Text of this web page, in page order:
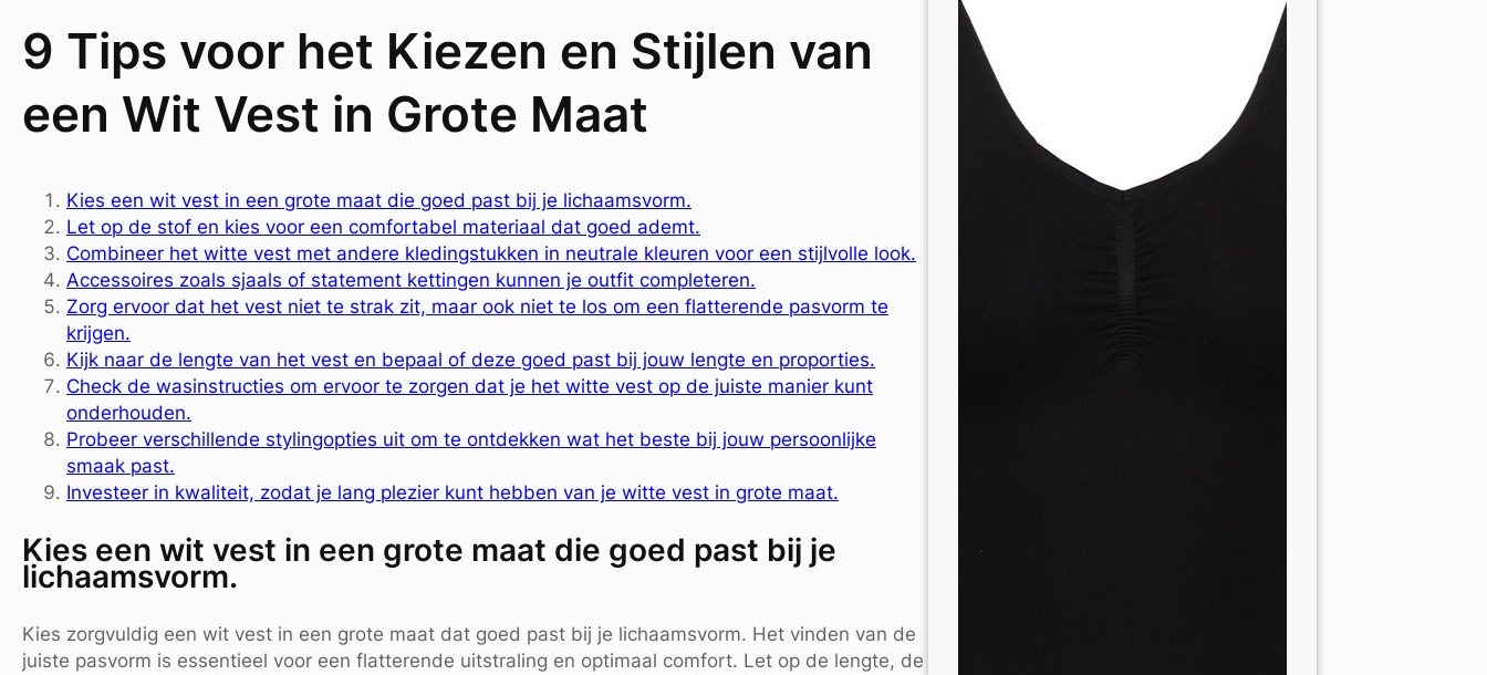
9 Tips voor het Kiezen en Stijlen van
een Wit Vest in Grote Maat
Kies een wit vest in een grote maat die goed past bij je lichaamsvorm.
Let op de stof en kies voor een comfortabel materiaal dat goed ademt.
Combineer het witte vest met andere kledingstukken in neutrale kleuren voor een stijlvolle look.
Accessoires zoals sjaals of statement kettingen kunnen je outfit completeren.
Zorg ervoor dat het vest niet te strak zit, maar ook niet te los om een flatterende pasvorm te
krijgen.
Kijk naar de lengte van het vest en bepaal of deze goed past bij jouw lengte en proporties.
Check de wasinstructies om ervoor te zorgen dat je het witte vest op de juiste manier kunt
onderhouden.
Probeer verschillende stylingopties uit om te ontdekken wat het beste bij jouw persoonlijke
smaak past.
Investeer in kwaliteit, zodat je lang plezier kunt hebben van je witte vest in grote maat.
Kies een wit vest in een grote maat die goed past bij je
lichaamsvorm.
Kies zorgvuldig een wit vest in een grote maat dat goed past bij je lichaamsvorm. Het vinden van de
juiste pasvorm is essentieel voor een flatterende uitstraling en optimaal comfort. Let op de lengte, de